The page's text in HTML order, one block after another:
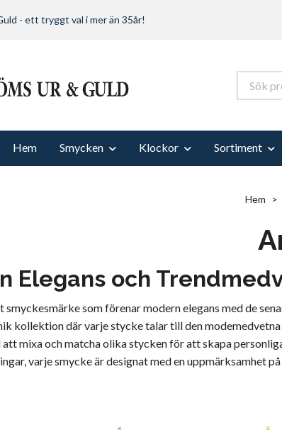
- ett tryggt val i mer än 35år!
Hem Smycken Klockor Sortiment
Hem
Elegans och
smyckesmärke som förenar modern elegans med de
kollektion där varje stycke talar till den
mixa och matcha olika stycken för att skapa
varje smycke är designat med en uppmärksamhet